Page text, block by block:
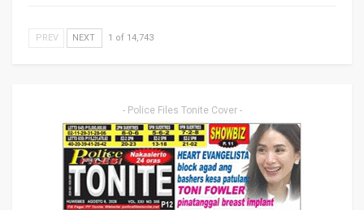
PREV NEXT 1 of 14,743
- Police Files Tonite Cover -